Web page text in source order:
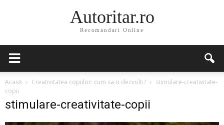
Autoritar.ro
Recomandari Online
Acasă Creativitatea copiilor: cum sa o dezvolti?
stimulare-creativitate-
copii
stimulare-creativitate-copii